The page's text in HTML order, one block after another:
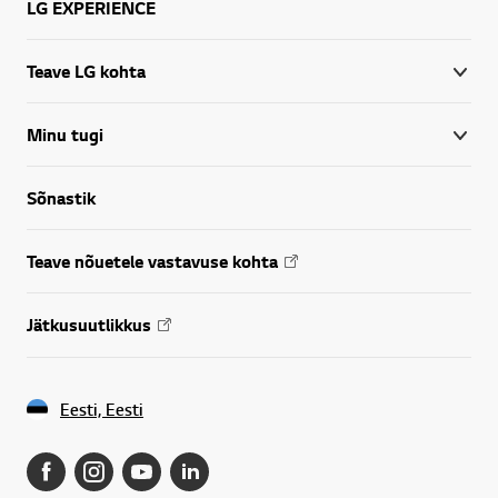
LG EXPERIENCE
Teave LG kohta
Minu tugi
Sõnastik
Teave nõuetele vastavuse kohta
Jätkusuutlikkus
Eesti, Eesti